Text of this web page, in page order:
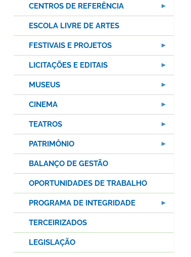
CENTROS DE REFERÊNCIA
ESCOLA LIVRE DE ARTES
FESTIVAIS E PROJETOS
LICITAÇÕES E EDITAIS
MUSEUS
CINEMA
TEATROS
PATRIMÔNIO
BALANÇO DE GESTÃO
OPORTUNIDADES DE TRABALHO
PROGRAMA DE INTEGRIDADE
TERCEIRIZADOS
LEGISLAÇÃO